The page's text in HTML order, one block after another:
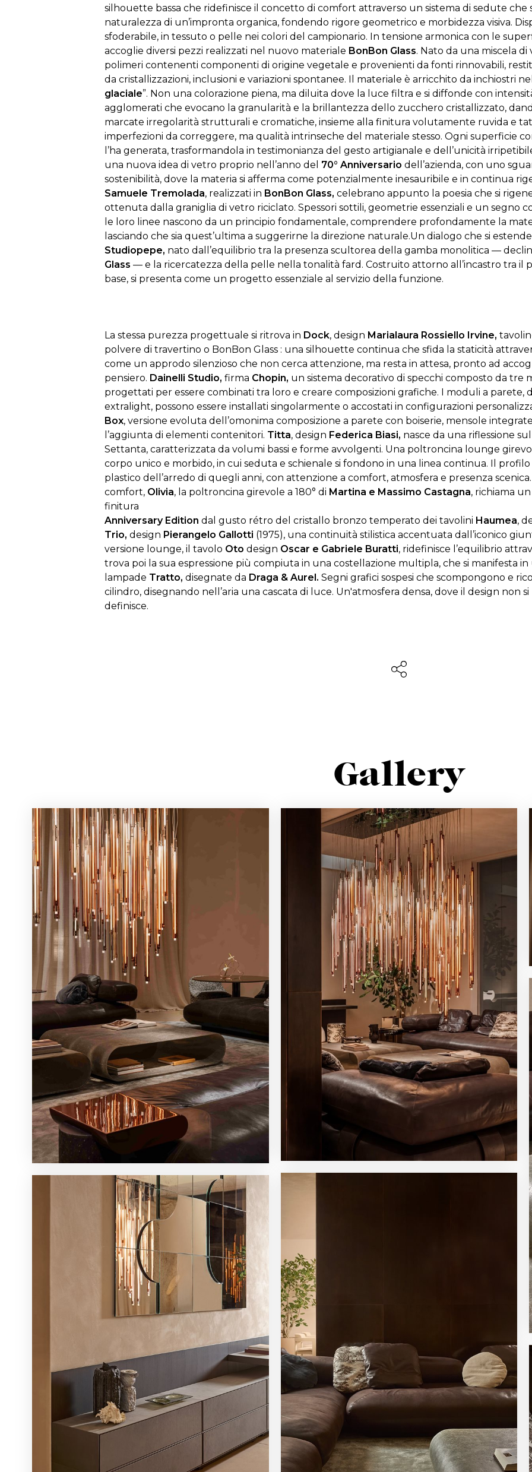
silhouette bassa che ridefinisce il concetto di comfort attraverso un sistema di sedute che
naturalezza di un’impronta organica, fondendo rigore geometrico e morbidezza visiva.
sfoderabile, in tessuto o pelle nei colori del campionario. In tensione armonica con le
accoglie diversi pezzi realizzati nel nuovo materiale BonBon Glass. Nato da una miscela
polimeri contenenti componenti di origine vegetale e provenienti da fonti rinnovabili,
da cristallizzazioni, inclusioni e variazioni spontanee. Il materiale è arricchito da inchiostri
glaciale”. Non una colorazione piena, ma diluita dove la luce filtra e si diffonde con
agglomerati che evocano la granularità e la brillantezza dello zucchero cristallizzato,
marcate irregolarità strutturali e cromatiche, insieme alla finitura volutamente ruvida e
imperfezioni da correggere, ma qualità intrinseche del materiale stesso. Ogni superficie
l’ha generata, trasformandola in testimonianza del gesto artigianale e dell’unicità
una nuova idea di vetro proprio nell’anno del 70° Anniversario dell’azienda, con uno
sostenibilità, dove la materia si afferma come potenzialmente inesauribile e in continua
Samuele Tremolada, realizzati in BonBon Glass, celebrano appunto la poesia che si
ottenuta dalla graniglia di vetro riciclato. Spessori sottili, geometrie essenziali e un segno
le loro linee nascono da un principio fondamentale, comprendere profondamente la
lasciando che sia quest’ultima a suggerirne la direzione naturale.Un dialogo che si
Studiopepe, nato dall’equilibrio tra la presenza scultorea della gamba monolitica —
Glass — e la ricercatezza della pelle nella tonalità fard. Costruito attorno all’incastro tra il
base, si presenta come un progetto essenziale al servizio della funzione.
La stessa purezza progettuale si ritrova in Dock, design Marialaura Rossiello Irvine,
polvere di travertino o BonBon Glass : una silhouette continua che sfida la staticità
come un approdo silenzioso che non cerca attenzione, ma resta in attesa, pronto ad
pensiero. Dainelli Studio, firma Chopin, un sistema decorativo di specchi composto da tre
progettati per essere combinati tra loro e creare composizioni grafiche. I moduli a parete,
extralight, possono essere installati singolarmente o accostati in configurazioni
Box, versione evoluta dell’omonima composizione a parete con boiserie, mensole
l’aggiunta di elementi contenitori. Titta, design Federica Biasi, nasce da una riflessione
Settanta, caratterizzata da volumi bassi e forme avvolgenti. Una poltroncina lounge
corpo unico e morbido, in cui seduta e schienale si fondono in una linea continua. Il
plastico dell’arredo di quegli anni, con attenzione a comfort, atmosfera e presenza
comfort, Olivia, la poltroncina girevole a 180° di Martina e Massimo Castagna, richiama
finitura
Anniversary Edition dal gusto rétro del cristallo bronzo temperato dei tavolini Haumea,
Trio, design Pierangelo Gallotti (1975), una continuità stilistica accentuata dall’iconico
versione lounge, il tavolo Oto design Oscar e Gabriele Buratti, ridefinisce l’equilibrio
trova poi la sua espressione più compiuta in una costellazione multipla, che si manifesta
lampade Tratto, disegnate da Draga & Aurel. Segni grafici sospesi che scompongono e
cilindro, disegnando nell’aria una cascata di luce. Un'atmosfera densa, dove il design non
definisce.
Gallery
ISCRIVITI